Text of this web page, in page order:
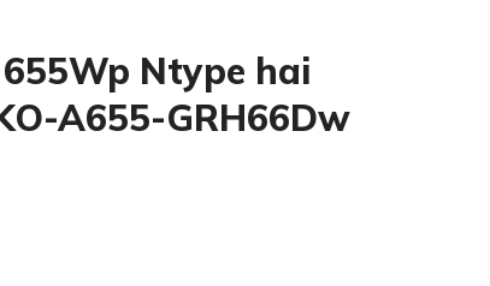
Ntype hai
A655-GRH66Dw